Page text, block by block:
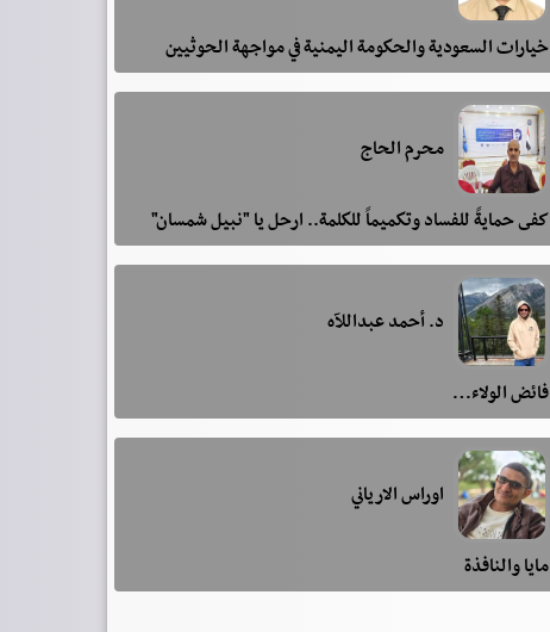
خيارات السعودية والحكومة اليمنية في مواجهة الحوثيين
محرم الحاج
كفى حمايةً للفساد وتكميماً للكلمة.. ارحل يا "نبيل شمسان"
د. أحمد عبداللآه
فائض الولاء…
اوراس الارياني
مايا والنافذة